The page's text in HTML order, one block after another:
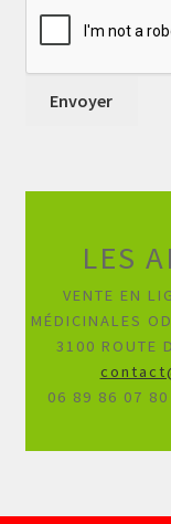
LES
VENTE EN
MÉDICINALES
3100 ROUTE
06 89 86 07